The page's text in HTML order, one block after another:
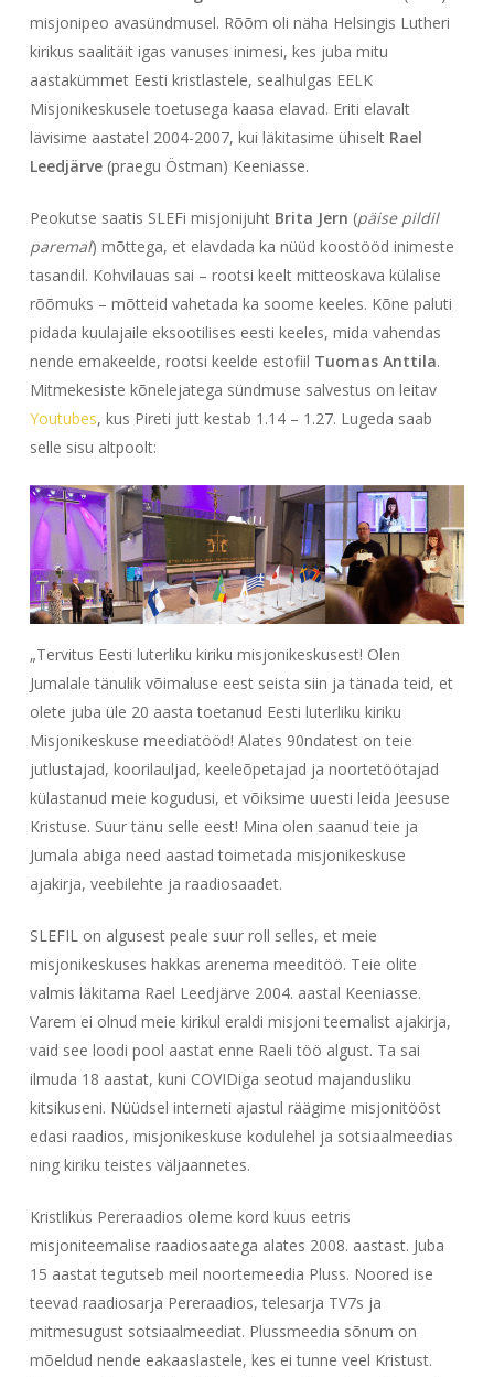
misjonipeo avasündmusel. Rõõm oli näha Helsingis Lutheri
kirikus saalitäit igas vanuses inimesi, kes juba mitu
aastakümmet Eesti kristlastele, sealhulgas EELK
Misjonikeskusele toetusega kaasa elavad. Eriti elavalt
lävisime aastatel 2004-2007, kui läkitasime ühiselt Rael
Leedjärve(praegu Östman) Keeniasse.
Peokutse saatis SLEFi misjonijuht Brita Jern (päise pildil
paremal) mõttega, et elavdada ka nüüd koostööd inimeste
tasandil. Kohvilauas sai – rootsi keelt mitteoskava külalise
rõõmuks – mõtteid vahetada ka soome keeles. Kõne paluti
pidada kuulajaile eksootilises eesti keeles, mida vahendas
nende emakeelde, rootsi keelde estofiil Tuomas Anttila.
Mitmekesiste kõnelejatega sündmuse salvestus on leitav
Youtubes, kus Pireti jutt kestab 1.14 – 1.27. Lugeda saab
selle sisu altpoolt:
„Tervitus Eesti luterliku kiriku misjonikeskusest! Olen
Jumalale tänulik võimaluse eest seista siin ja tänada teid, et
olete juba üle 20 aasta toetanud Eesti luterliku kiriku
Misjonikeskuse meediatööd! Alates 90ndatest on teie
jutlustajad, koorilauljad, keeleõpetajad ja noortetöötajad
külastanud meie kogudusi, et võiksime uuesti leida Jeesuse
Kristuse. Suur tänu selle eest! Mina olen saanud teie ja
Jumala abiga need aastad toimetada misjonikeskuse
ajakirja, veebilehte ja raadiosaadet.
SLEFIL on algusest peale suur roll selles, et meie
misjonikeskuses hakkas arenema meeditöö. Teie olite
valmis läkitama Rael Leedjärve 2004. aastal Keeniasse.
Varem ei olnud meie kirikul eraldi misjoni teemalist ajakirja,
vaid see loodi pool aastat enne Raeli töö algust. Ta sai
ilmuda 18 aastat, kuni COVIDiga seotud majandusliku
kitsikuseni. Nüüdsel interneti ajastul räägime misjonitööst
edasi raadios, misjonikeskuse kodulehel ja sotsiaalmeedias
ning kiriku teistes väljaannetes.
Kristlikus Pereraadios oleme kord kuus eetris
misjoniteemalise raadiosaatega alates 2008. aastast. Juba
15 aastat tegutseb meil noortemeedia Pluss. Noored ise
teevad raadiosarja Pereraadios, telesarja TV7s ja
mitmesugust sotsiaalmeediat. Plussmeedia sõnum on
mõeldud nende eakaaslastele, kes ei tunne veel Kristust.